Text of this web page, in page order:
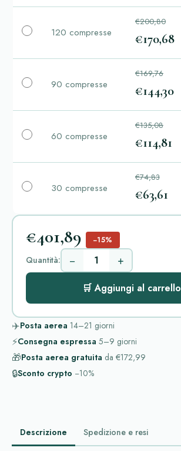
120 compresse
€200,80
€170,68
90 compresse
€169,76
€144,30
60 compresse
€135,08
€114,81
30 compresse
€74,83
€63,61
€401,89 −15%
Quantità: − +
🛒 Aggiungi al carrello
✈️Posta aerea 14–21 giorni
⚡Consegna espressa 5–9 giorni
🎁Posta aerea gratuita da €172,99
🔒Sconto crypto −10%
Descrizione Spedizione e resi